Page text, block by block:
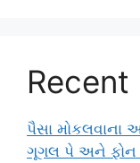
Recent
પૈસા મોકલવાના
ગૂગલ પે અને ફોન